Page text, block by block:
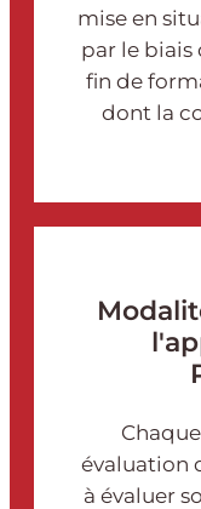
mise en
par le biais
fin de
dont la
évaluation
à évaluer